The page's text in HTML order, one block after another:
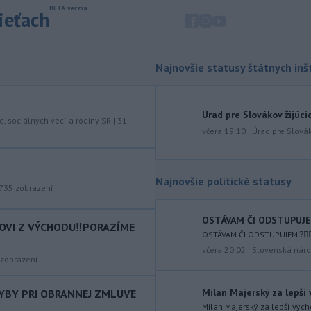
Escobar.
ukončiť svoju kariéru.
1. augusta, zahynul údajne zať veliteľa
generála Alexandra Čajka.
Spojené štáty v stredu zrušili
sankcie uvalené na irackú leteckú
pre jej údajné väzby na iránske
sociálnych vecí a rodiny SR | 31
zobrazení
Z VÝCHODU‼️PORAZÍME
zobrazení
PRI OBRANNEJ ZMLUVE
Najnovšie statusy štátnych
Úrad pre Slovákov
včera 19:10 | Úrad pre
Najnovšie politické statusy
OSTÁVAM ČI
OSTÁVAM ČI
včera 20:02 | Slovenská
Milan Majerský za lepší
Milan Majerský za lepší